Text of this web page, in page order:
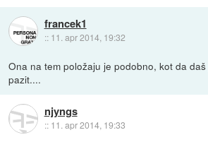
francek1
:: 11. apr 2014, 19:32
Ona na tem položaju je podobno, kot da
pazit....
njyngs
:: 11. apr 2014, 19:33